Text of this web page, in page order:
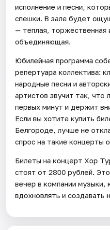
исполнение и песни,
спешки. В зале будет
— теплая,
объединяющая.
Юбилейная программа
репертуара коллектива:
народные песни и
артистов звучит так, что
первых минут и держит
Если вы хотите купить
Белгороде, лучше не
спрос на такие концерты
Билеты на концерт Хор
стоят от 2800 рублей.
вечер в компании музыки,
вдохновлять и создавать